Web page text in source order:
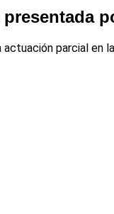
parcial en